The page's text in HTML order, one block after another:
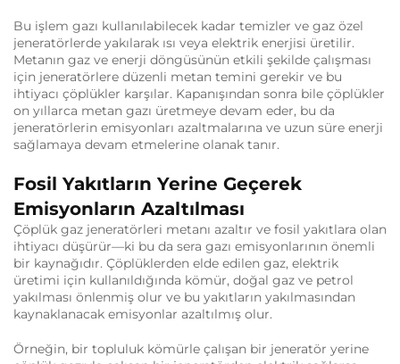
Bu işlem gazı kullanılabilecek kadar temizler ve gaz özel
jeneratörlerde yakılarak ısı veya elektrik enerjisi üretilir.
Metanın gaz ve enerji döngüsünün etkili şekilde çalışması
için jeneratörlere düzenli metan temini gerekir ve bu
ihtiyacı çöplükler karşılar. Kapanışından sonra bile çöplükler
on yıllarca metan gazı üretmeye devam eder, bu da
jeneratörlerin emisyonları azaltmalarına ve uzun süre enerji
sağlamaya devam etmelerine olanak tanır.
Fosil Yakıtların Yerine Geçerek
Emisyonların Azaltılması
Çöplük gaz jeneratörleri metanı azaltır ve fosil yakıtlara olan
ihtiyacı düşürür—ki bu da sera gazı emisyonlarının önemli
bir kaynağıdır. Çöplüklerden elde edilen gaz, elektrik
üretimi için kullanıldığında kömür, doğal gaz ve petrol
yakılması önlenmiş olur ve bu yakıtların yakılmasından
kaynaklanacak emisyonlar azaltılmış olur.
Örneğin, bir topluluk kömürle çalışan bir jeneratör yerine